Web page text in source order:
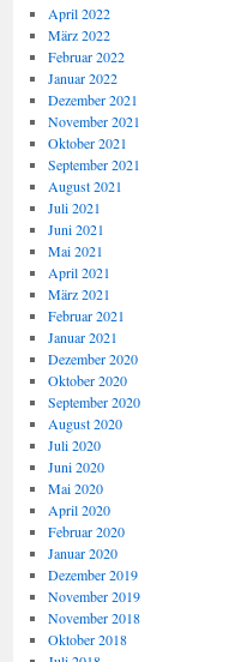
April 2022
März 2022
Februar 2022
Januar 2022
Dezember 2021
November 2021
Oktober 2021
September 2021
August 2021
Juli 2021
Juni 2021
Mai 2021
April 2021
März 2021
Februar 2021
Januar 2021
Dezember 2020
Oktober 2020
September 2020
August 2020
Juli 2020
Juni 2020
Mai 2020
April 2020
Februar 2020
Januar 2020
Dezember 2019
November 2019
November 2018
Oktober 2018